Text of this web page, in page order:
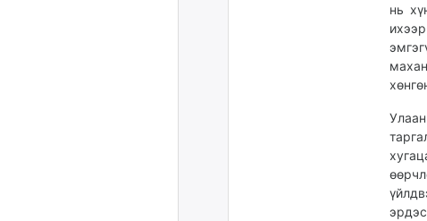
нь